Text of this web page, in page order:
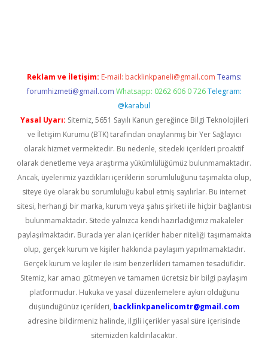
Reklam ve İletişim: E-mail: backlinkpaneli@gmail.com Teams:
forumhizmeti@gmail.com Whatsapp: 0262 606 0 726 Telegram:
@karabul
Yasal Uyarı: Sitemiz, 5651 Sayılı Kanun gereğince Bilgi Teknolojileri
ve İletişim Kurumu (BTK) tarafından onaylanmış bir Yer Sağlayıcı
olarak hizmet vermektedir. Bu nedenle, sitedeki içerikleri proaktif
olarak denetleme veya araştırma yükümlülüğümüz bulunmamaktadır.
Ancak, üyelerimiz yazdıkları içeriklerin sorumluluğunu taşımakta olup,
siteye üye olarak bu sorumluluğu kabul etmiş sayılırlar. Bu internet
sitesi, herhangi bir marka, kurum veya şahıs şirketi ile hiçbir bağlantısı
bulunmamaktadır. Sitede yalnızca kendi hazırladığımız makaleler
paylaşılmaktadır. Burada yer alan içerikler haber niteliği taşımamakta
olup, gerçek kurum ve kişiler hakkında paylaşım yapılmamaktadır.
Gerçek kurum ve kişiler ile isim benzerlikleri tamamen tesadüfidir.
Sitemiz, kar amacı gütmeyen ve tamamen ücretsiz bir bilgi paylaşım
platformudur. Hukuka ve yasal düzenlemelere aykırı olduğunu
düşündüğünüz içerikleri, backlinkpanelicomtr@gmail.com
adresine bildirmeniz halinde, ilgili içerikler yasal süre içerisinde
sitemizden kaldırılacaktır.